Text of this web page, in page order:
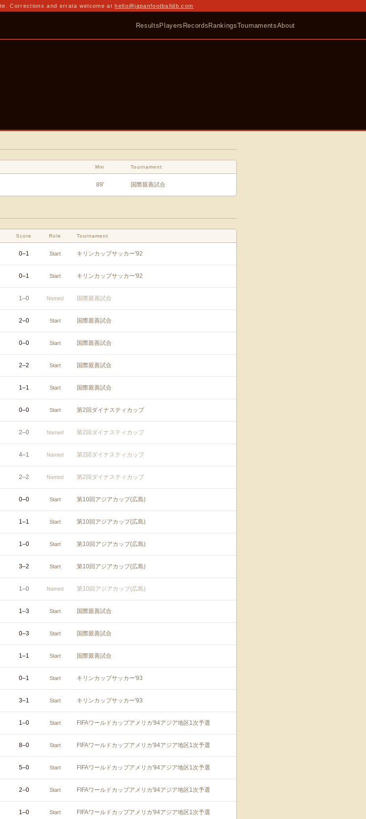
Corrections and errata welcome at hello@japanfootballdb.com
ResultsPlayers RecordsRankingsTournamentsAbout
Min Tournament
89' 国際親善試合
Score Role Tournament
0–1 Start キリンカップサッカー'92
0–1 Start キリンカップサッカー'92
1–0 Named 国際親善試合
2–0 Start 国際親善試合
0–0 Start 国際親善試合
2–2 Start 国際親善試合
1–1 Start 国際親善試合
0–0 Start 第2回ダイナスティカップ
2–0 Named 第2回ダイナスティカップ
4–1 Named 第2回ダイナスティカップ
2–2 Named 第2回ダイナスティカップ
0–0 Start 第10回アジアカップ(広島)
1–1 Start 第10回アジアカップ(広島)
1–0 Start 第10回アジアカップ(広島)
3–2 Start 第10回アジアカップ(広島)
1–0 Named 第10回アジアカップ(広島)
1–3 Start 国際親善試合
0–3 Start 国際親善試合
1–1 Start 国際親善試合
0–1 Start キリンカップサッカー'93
3–1 Start キリンカップサッカー'93
1–0 Start FIFAワールドカップアメリカ'94アジア地区1次予選
8–0 Start FIFAワールドカップアメリカ'94アジア地区1次予選
5–0 Start FIFAワールドカップアメリカ'94アジア地区1次予選
2–0 Start FIFAワールドカップアメリカ'94アジア地区1次予選
1–0 Start FIFAワールドカップアメリカ'94アジア地区1次予選